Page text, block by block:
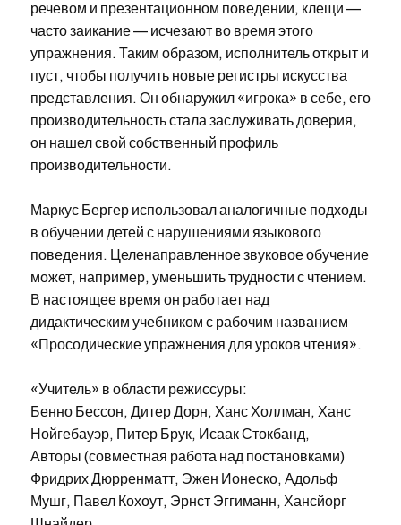
речевом и презентационном поведении, клещи —
часто заикание — исчезают во время этого
упражнения. Таким образом, исполнитель открыт и
пуст, чтобы получить новые регистры искусства
представления. Он обнаружил «игрока» в себе, его
производительность стала заслуживать доверия,
он нашел свой собственный профиль
производительности.
Маркус Бергер использовал аналогичные подходы
в обучении детей с нарушениями языкового
поведения. Целенаправленное звуковое обучение
может, например, уменьшить трудности с чтением.
В настоящее время он работает над
дидактическим учебником с рабочим названием
«Просодические упражнения для уроков чтения».
«Учитель» в области режиссуры:
Бенно Бессон, Дитер Дорн, Ханс Холлман, Ханс
Нойгебауэр, Питер Брук, Исаак Стокбанд,
Авторы (совместная работа над постановками)
Фридрих Дюрренматт, Эжен Ионеско, Адольф
Мушг, Павел Кохоут, Эрнст Эггиманн, Хансйорг